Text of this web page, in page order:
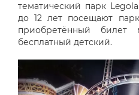
тематический парк
до 12 лет посещают
приобретённый билет
бесплатный детский.